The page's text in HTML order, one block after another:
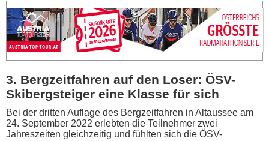
3. Bergzeitfahren auf den Loser: ÖSV-
Skibergsteiger eine Klasse für sich
Bei der dritten Auflage des Bergzeitfahren in Altaussee am
24. September 2022 erlebten die Teilnehmer zwei
Jahreszeiten gleichzeitig und fühlten sich die ÖSV-